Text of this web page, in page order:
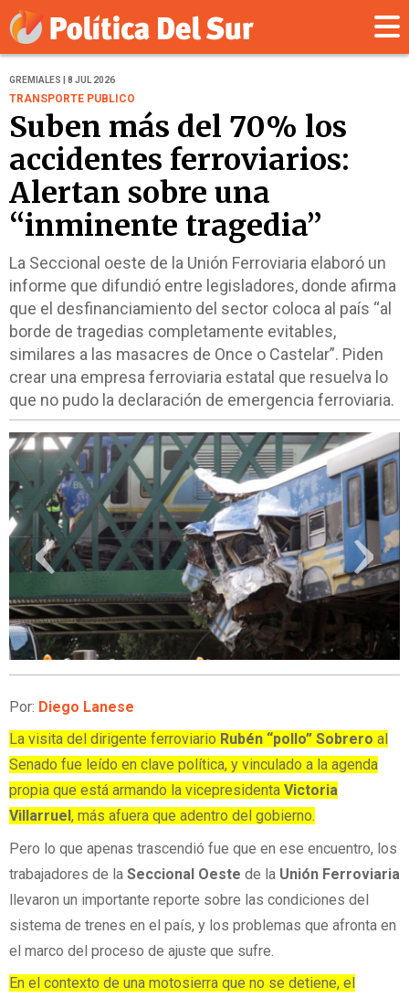
GREMIALES | 8 JUL 2026
TRANSPORTE PUBLICO
Suben más del 70% los
accidentes ferroviarios:
Alertan sobre una
“inminente tragedia”
La Seccional oeste de la Unión Ferroviaria elaboró un
informe que difundió entre legisladores, donde afirma
que el desfinanciamiento del sector coloca al país “al
borde de tragedias completamente evitables,
similares a las masacres de Once o Castelar”. Piden
crear una empresa ferroviaria estatal que resuelva lo
que no pudo la declaración de emergencia ferroviaria.
‹ ›
Por: Diego Lanese
La visita del dirigente ferroviario Rubén “pollo” Sobrero al
Senado fue leído en clave política, y vinculado a la agenda
propia que está armando la vicepresidenta Victoria
Villarruel , más afuera que adentro del gobierno.
Pero lo que apenas trascendió fue que en ese encuentro, los
trabajadores de la Seccional Oeste de la Unión Ferroviaria
llevaron un importante reporte sobre las condiciones del
sistema de trenes en el país, y los problemas que afronta en
el marco del proceso de ajuste que sufre.
En el contexto de una motosierra que no se detiene, el